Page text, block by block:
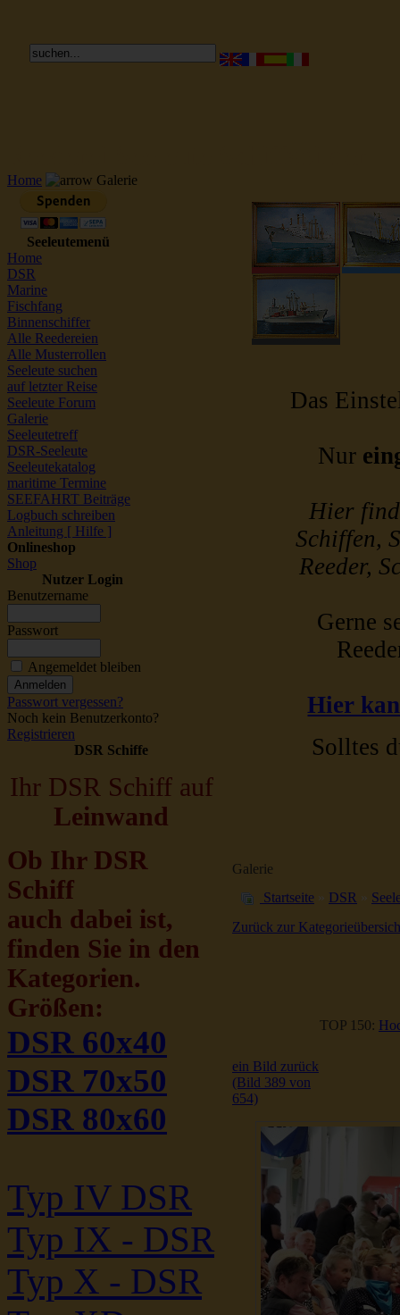
Home Galerie
Seeleutemenü
Home
DSR
Marine
Fischfang
Binnenschiffer
Alle Reedereien
Alle Musterrollen
Seeleute suchen
auf letzter Reise
Seeleute Forum
Galerie
Seeleutetreff
DSR-Seeleute
Seeleutekatalog
maritime Termine
SEEFAHRT Beiträge
Logbuch schreiben
Anleitung [ Hilfe ]
Onlineshop
Shop
Nutzer Login
Benutzername
Passwort
Angemeldet bleiben
Passwort vergessen?
Noch kein Benutzerkonto?
Registrieren
DSR Schiffe
Ihr DSR Schiff auf
Leinwand
Ob Ihr DSR
Schiff
auch dabei ist,
finden Sie in den
Kategorien.
Größen:
DSR 60x40
DSR 70x50
DSR 80x60
Typ IV DSR
Typ IX - DSR
Typ X - DSR
Das
Nur
Hier
Schiffen,
Reeder,
Gerne
Hier
Solltes
Galerie
Startseite » DSR »
Zurück zur
TOP 150:
ein Bild zurück
(Bild 389 von
654)